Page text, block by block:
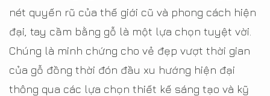
nét quyến rũ của thế giới cũ và phong cách hiện
đại, tay cầm bằng gỗ là một lựa chọn tuyệt vời.
Chúng là minh chứng cho vẻ đẹp vượt thời gian
của gỗ đồng thời đón đầu xu hướng hiện đại
thông qua các lựa chọn thiết kế sáng tạo và kỹ